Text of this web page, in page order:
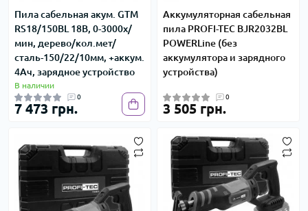
Пила сабельная акум. GTM
RS18/150BL 18В, 0-3000х/
мин, дерево/кол.мет/
сталь-150/22/10мм, +аккум.
4Ач, зарядное устройство
В наличии
0
7 473 грн.
Аккумуляторная сабельная
пила PROFI-TEC BJR2032BL
POWERLine (без
аккумулятора и зарядного
устройства)
0
3 505 грн.
-